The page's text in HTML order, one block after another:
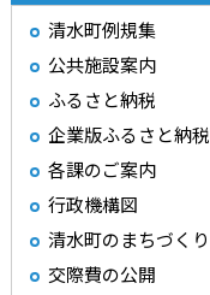
清水町例規集
公共施設案内
ふるさと納税
企業版ふるさと納税
各課のご案内
行政機構図
清水町のまちづくり
交際費の公開